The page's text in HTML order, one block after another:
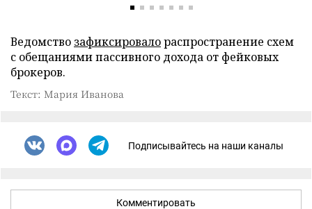
Ведомство зафиксировалораспространение схем
с обещаниями пассивного дохода от фейковых
брокеров.
Текст: Мария Иванова
Подписывайтесь на наши каналы
Комментировать